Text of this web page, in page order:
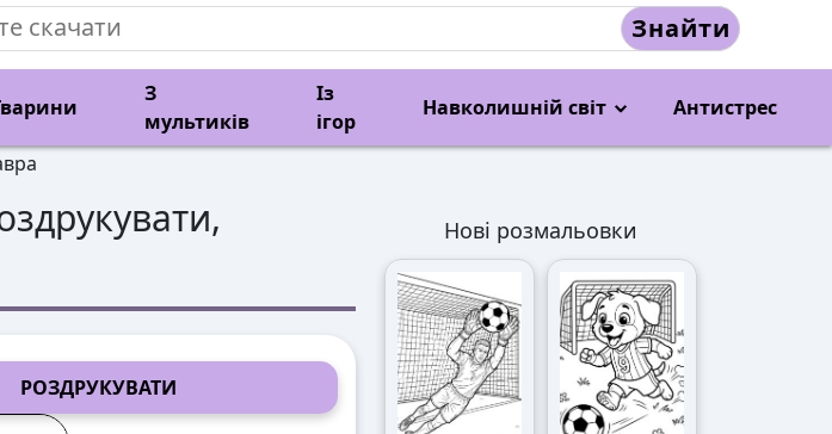
Знайти
З
мультиків
Із
ігор
Навколишній світ Антистрес
РОЗДРУКУВАТИ
Нові розмальовки